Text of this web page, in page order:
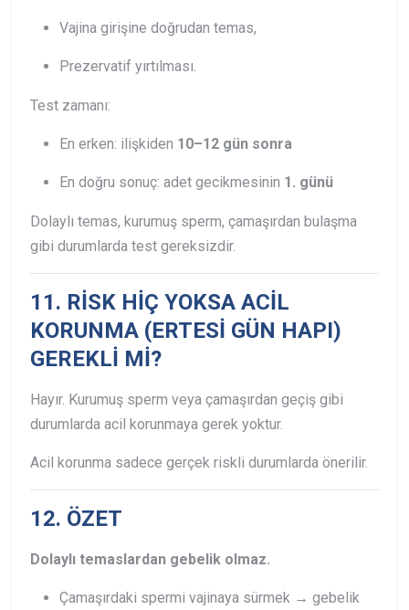
Vajina girişine doğrudan temas,
Prezervatif yırtılması.
Test zamanı:
En erken: ilişkiden 10–12 gün sonra
En doğru sonuç: adet gecikmesinin 1. günü
Dolaylı temas, kurumuş sperm, çamaşırdan bulaşma
gibi durumlarda test gereksizdir.
11. RİSK HİÇ YOKSA ACİL
KORUNMA (ERTESİ GÜN HAPI)
GEREKLİ Mİ?
Hayır. Kurumuş sperm veya çamaşırdan geçiş gibi
durumlarda acil korunmaya gerek yoktur.
Acil korunma sadece gerçek riskli durumlarda önerilir.
12. ÖZET
Dolaylı temaslardan gebelik olmaz.
Çamaşırdaki spermi vajinaya sürmek → gebelik